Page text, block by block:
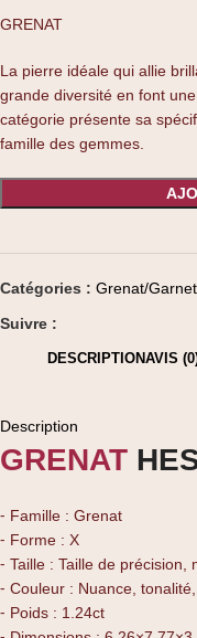
GRENAT
La pierre idéale qui allie
grande diversité en font
catégorie présente sa
famille des gemmes.
Catégories : Grenat/Garnet
Suivre :
DESCRIPTIONAVIS
Description
GRENAT
⁃ Famille : Grenat
⁃ Forme : X
⁃ Taille : Taille de précision,
⁃ Couleur : Nuance,
⁃ Poids : 1.24ct